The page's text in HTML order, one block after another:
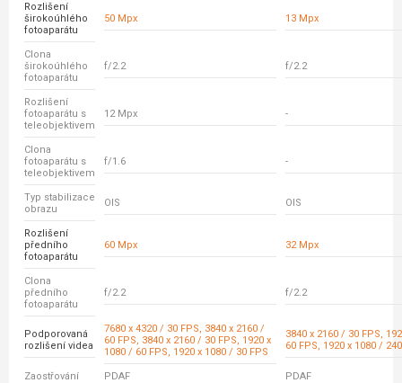
Rozlišení
širokoúhlého
fotoaparátu
50 Mpx 13 Mpx
Clona
širokoúhlého
fotoaparátu
f/2.2 f/2.2
Rozlišení
fotoaparátu s
teleobjektivem
12 Mpx -
Clona
fotoaparátu s
teleobjektivem
f/1.6 -
Typ stabilizace
obrazu
OIS OIS
Rozlišení
předního
fotoaparátu
60 Mpx 32 Mpx
Clona
předního
fotoaparátu
f/2.2 f/2.2
Podporovaná
rozlišení videa
7680 x 4320 / 30 FPS, 3840 x 2160 /
60 FPS, 3840 x 2160 / 30 FPS, 1920 x
1080 / 60 FPS, 1920 x 1080 / 30 FPS
3840 x 2160 / 30 FPS,
60 FPS, 1920 x 1080 /
Zaostřování PDAF PDAF